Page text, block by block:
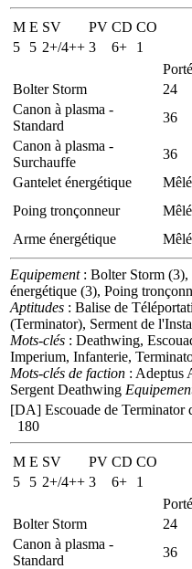
M E SV PV CD CO
5
5 2+/4++ 3 6+
1
Bolter Storm
24
Canon à plasma -
Standard
36
Canon à plasma -
Surchauffe
36
Gantelet énergétique
Poing tronçonneur
Arme énergétique
Equipement: Bolter Storm (3),
énergétique (3), Poing
Aptitudes : Balise de
(Terminator), Serment de
Mots-clés : Deathwing,
Imperium, Infanterie,
Mots-clés de faction : Adeptus
Sergent Deathwing
[DA] Escouade de Terminator
180
M E SV PV CD CO
5
5 2+/4++ 3 6+
1
Bolter Storm
24
Canon à plasma -
Standard
36